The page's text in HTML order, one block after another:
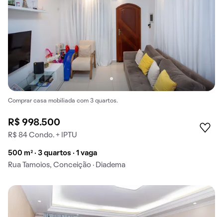
Comprar casa mobiliada com 3 quartos.
R$ 998.500
R$ 84 Condo. + IPTU
500 m² · 3 quartos · 1 vaga
Rua Tamoios, Conceição · Diadema